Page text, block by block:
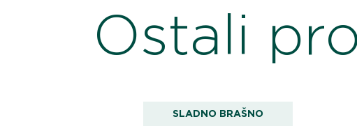
Ostali
SLADNO BRAŠNO